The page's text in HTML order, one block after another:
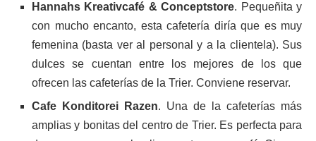
Hannahs Kreativcafé & Conceptstore. Pequeñita y
con mucho encanto, esta cafetería diría que es muy
femenina (basta ver al personal y a la clientela). Sus
dulces se cuentan entre los mejores de los que
ofrecen las cafeterías de la Trier. Conviene reservar.
Cafe Konditorei Razen. Una de la cafeterías más
amplias y bonitas del centro de Trier. Es perfecta para